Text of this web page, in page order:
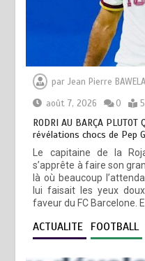
parJean Pierre BAWELA
août 7, 2026
0
RODRI AU BARÇA PLUTOT
révélations chocs de Pep
Le capitaine de la
s’apprête à faire son
là où beaucoup
lui faisait les yeux
faveur du FC Barcelone.
ACTUALITE FOOTBALL